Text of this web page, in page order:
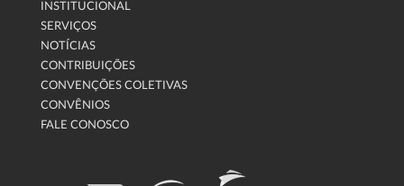
INSTITUCIONAL
SERVIÇOS
NOTÍCIAS
CONTRIBUIÇÕES
CONVENÇÕES COLETIVAS
CONVÊNIOS
FALE CONOSCO